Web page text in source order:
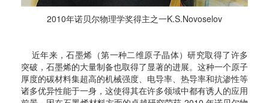
2010年诺贝尔物理学奖得主之一K.S.Novoselov
近年来，石墨烯（第一种二维原子晶体）研究取得了许多
突破，石墨烯的大量制备也取得了显著的进展。 这种一个原子
厚度的碳材料集超高的机械强度、电导率、热导率和抗渗性等
诸多优异性能于一身，这使得其在许多领域中都有诱人的应用